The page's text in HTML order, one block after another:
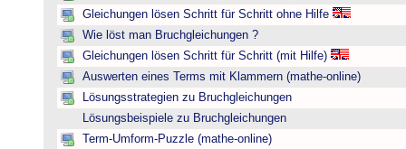
Gleichungen lösen Schritt für Schritt ohne Hilfe
Wie löst man Bruchgleichungen ?
Gleichungen lösen Schritt für Schritt (mit Hilfe)
Auswerten eines Terms mit Klammern (mathe-online)
Lösungsstrategien zu Bruchgleichungen
Lösungsbeispiele zu Bruchgleichungen
Term-Umform-Puzzle (mathe-online)